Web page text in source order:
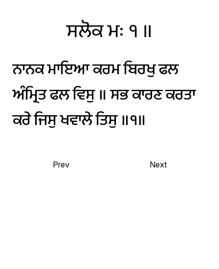
ਸਲੋਕਮਃ ੧ ॥
ਨਾਨਕਮਾਇਆਕਰਮਬਿਰਖੁਫਲ
ਅੰਮ੍ਰਿਤਫਲਵਿਸੁ॥ਸਭਕਾਰਣਕਰਤਾ
ਕਰੇਜਿਸੁਖਵਾਲੇਤਿਸੁ॥੧॥
Prev Next